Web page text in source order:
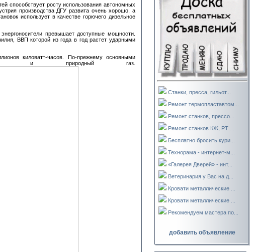
способствует росту использования автономных
производства ДГУ развита очень хорошо, а
использует в качестве горючего дизельное
превышает доступные мощности.
ВВП которой из года в год растет ударными
киловатт-часов. По-прежнему основными
и природный газ.
Станки, пресса, гильот...
Ремонт термопластавтом...
Ремонт станков, прессо...
Ремонт станков КЖ, РТ ...
Бесплатно бросить кури...
Технорама - интернет-м...
«Галерея Дверей» - инт...
Ветеринария у Вас на д...
Кровати металлические ...
Кровати металлические ...
Рекомендуем мастера по...
добавить объявление